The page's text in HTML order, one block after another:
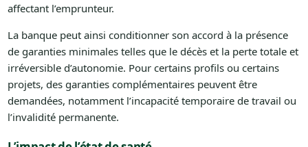
affectant l’emprunteur.
La banque peut ainsi conditionner son accord à la présence
de garanties minimales telles que le décès et la perte totale et
irréversible d’autonomie. Pour certains profils ou certains
projets, des garanties complémentaires peuvent être
demandées, notamment l’incapacité temporaire de travail ou
l’invalidité permanente.